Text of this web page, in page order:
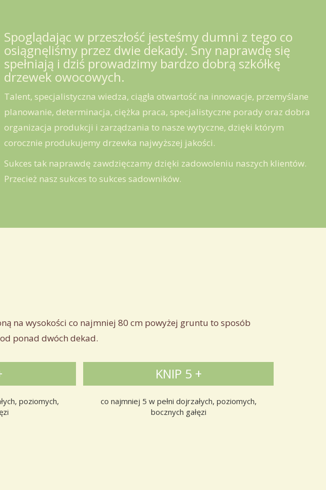
Spoglądając w przeszłość jesteśmy dumni z tego co
osiągnęliśmy przez dwie dekady. Sny naprawdę się
spełniają i dziś prowadzimy bardzo dobrą szkółkę
drzewek owocowych.
Talent, specjalistyczna wiedza, ciągła otwartość na innowacje, przemyślane
planowanie, determinacja, ciężka praca, specjalistyczne porady oraz dobra
organizacja produkcji i zarządzania to nasze wytyczne, dzięki którym
corocznie produkujemy drzewka najwyższej jakości.
Sukces tak naprawdę zawdzięczamy dzięki zadowoleniu naszych klientów.
Przecież nasz sukces to sukces sadowników.
na wysokości co najmniej 80 cm powyżej gruntu to sposób
ponad dwóch dekad.
poziomych,
KNIP 5 +
co najmniej 5 w pełni dojrzałych, poziomych,
bocznych gałęzi